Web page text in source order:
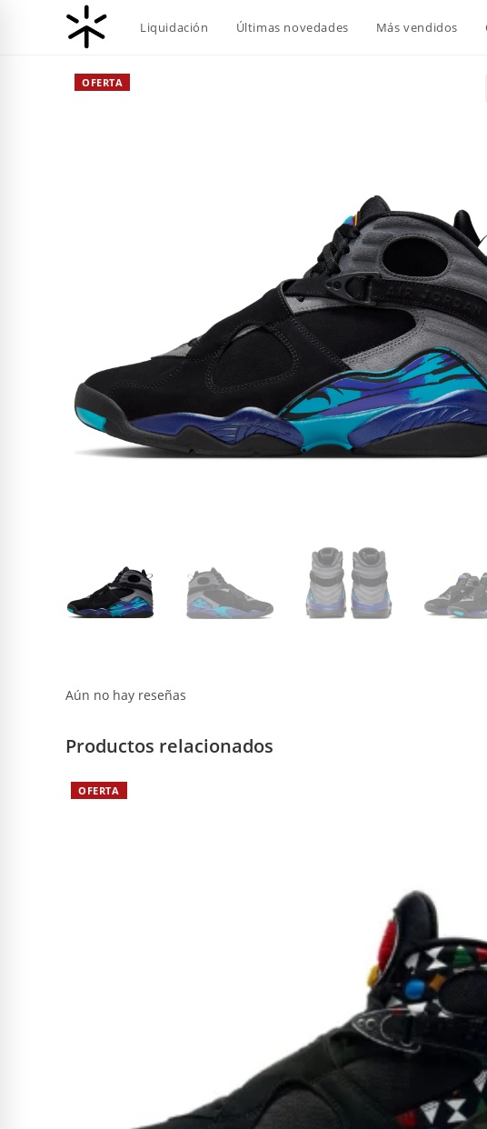
Liquidación Últimas novedades Más vendidos
OFERTA
Aún no hay reseñas
Productos relacionados
OFERTA